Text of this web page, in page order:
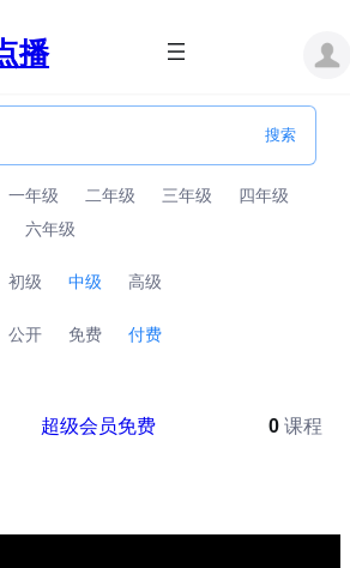
播
一年级 二年级 三年级
四年级
六年级
初级 中级 高级
公开 免费 付费
超级会员免费 0 课程